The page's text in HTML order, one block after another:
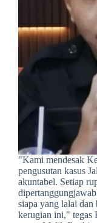
​"Kami mendesak
pengusutan kasus
akuntabel. Setiap
siapa yang lalai dan
kerugian ini," tegas